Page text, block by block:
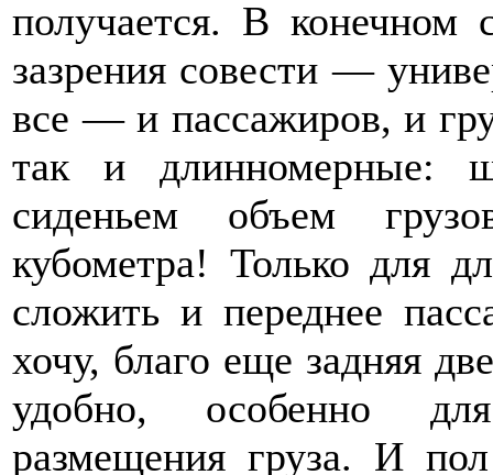
получается. В конечном
зазрения совести —
все — и пассажиров, и
так и длинномерные:
сиденьем объем
кубометра! Только для
сложить и переднее
хочу, благо еще задняя
удобно, особенно
размещения груза. И